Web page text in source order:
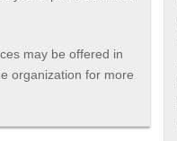
may be offered in
organization for more